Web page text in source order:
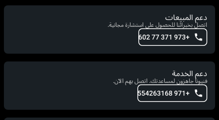
دعم المبيعات
اتصل بخبرائنا للحصول على استشارة مجانية.
+973 371 77 602
دعم الخدمة
فنيونا جاهزون لمساعدتك. اتصل بهم الآن.
+971 554263168